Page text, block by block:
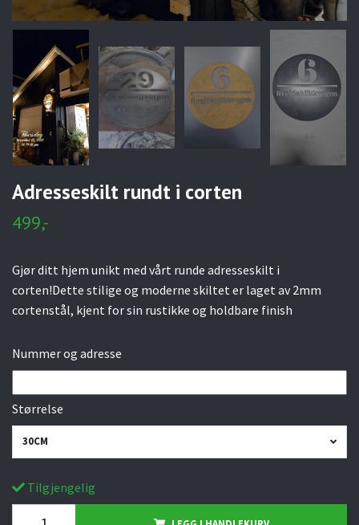
Adresseskilt rundt i corten
499,-
Gjør ditt hjem unikt med vårt runde adresseskilt i
corten!Dette stilige og moderne skiltet er laget av 2mm
cortenstål, kjent for sin rustikke og holdbare finish
Nummer og adresse
Størrelse
30CM
Tilgjengelig